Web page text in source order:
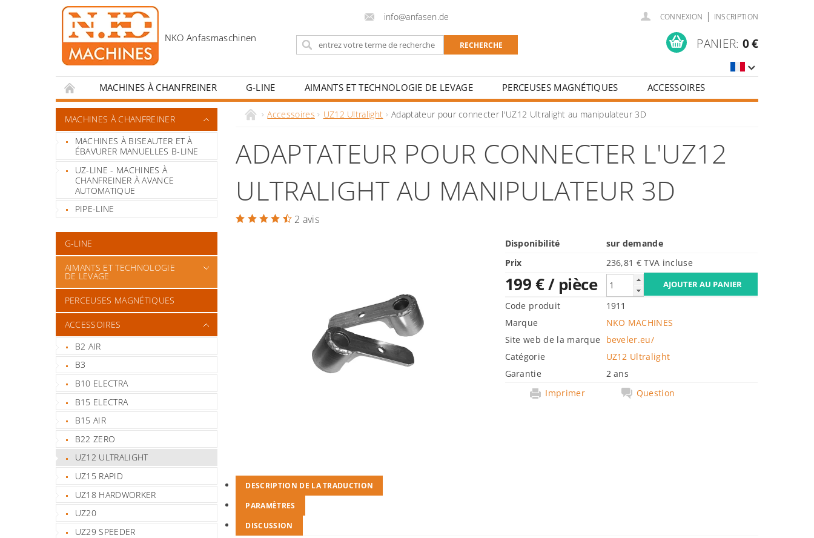
info@anfasen.de CONNEXION | INSCRIPTION
PANIER: 0 €
MACHINES À CHANFREINER G-LINE AIMANTS ET TECHNOLOGIE DE LEVAGE PERCEUSES MAGNÉTIQUES
ACCESSOIRES
CONTACT
MESURES INCITATIVES POUR LES ÉCOLES DE SOUDAGE ET LES CENTRES DE FORMATION
MACHINES À CHANFREINER
MACHINES À BISEAUTER ET À
ÉBAVURER MANUELLES B-LINE
UZ-LINE - MACHINES À
CHANFREINER À AVANCE
AUTOMATIQUE
PIPE-LINE
G-LINE
AIMANTS ET TECHNOLOGIE
DE LEVAGE
PERCEUSES MAGNÉTIQUES
ACCESSOIRES
B2 AIR
B3
B10 ELECTRA
B15 ELECTRA
B15 AIR
B22 ZERO
UZ12 ULTRALIGHT
UZ15 RAPID
UZ18 HARDWORKER
UZ20
UZ29 SPEEDER
Accessoires UZ12 Ultralight Adaptateur pour connecter l'UZ12 Ultralight au manipulateur 3D
ADAPTATEUR POUR CONNECTER L'UZ12
ULTRALIGHT AU MANIPULATEUR 3D
2 avis
Disponibilité
sur demande
Prix
236,81 € TVA incluse
199 €/ pièce
Code produit
1911
Marque
NKO MACHINES
Site web de la marque
beveler.eu/
Catégorie
UZ12 Ultralight
Garantie
2 ans
Imprimer
Question
DESCRIPTION DE LA TRADUCTION
PARAMÈTRES
DISCUSSION